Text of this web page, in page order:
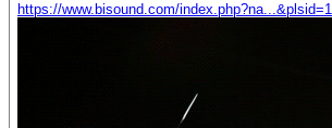
https://www.bisound.com/